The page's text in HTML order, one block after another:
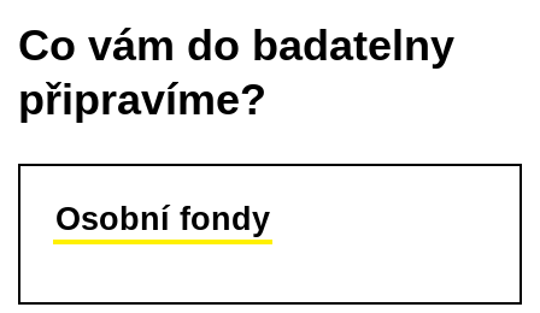
Co vám do badatelny
připravíme?
Osobní fondy